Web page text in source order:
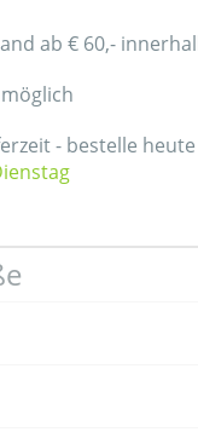
ab € 60,-
- bestelle